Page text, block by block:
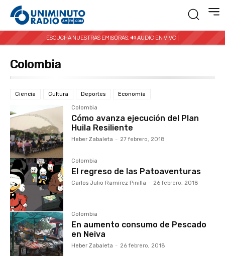
ESCUCHA NUESTRAS EMISORAS: 🔊 AUDIO EN VIVO |
Colombia
Ciencia Cultura Deportes Economía
Colombia
Cómo avanza ejecución del Plan
Huila Resiliente
Heber Zabaleta - 27 febrero, 2018
Colombia
El regreso de las Patoaventuras
Carlos Julio Ramírez Pinilla - 26 febrero, 2018
Colombia
En aumento consumo de Pescado
en Neiva
Heber Zabaleta - 26 febrero, 2018